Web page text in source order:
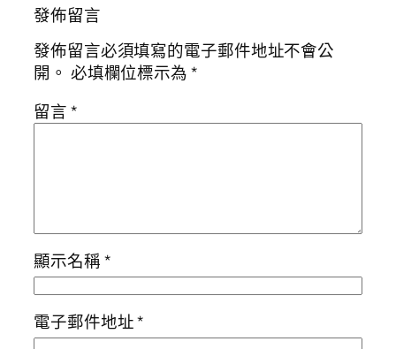
發佈留言
發佈留言必須填寫的電子郵件地址不會公
開。 必填欄位標示為*
留言*
顯示名稱*
電子郵件地址*